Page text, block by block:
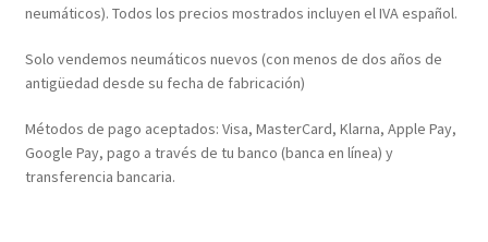
neumáticos). Todos los precios mostrados incluyen el IVA español.
Solo vendemos neumáticos nuevos (con menos de dos años de
antigüedad desde su fecha de fabricación)
Métodos de pago aceptados: Visa, MasterCard, Klarna, Apple Pay,
Google Pay, pago a través de tu banco (banca en línea) y
transferencia bancaria.